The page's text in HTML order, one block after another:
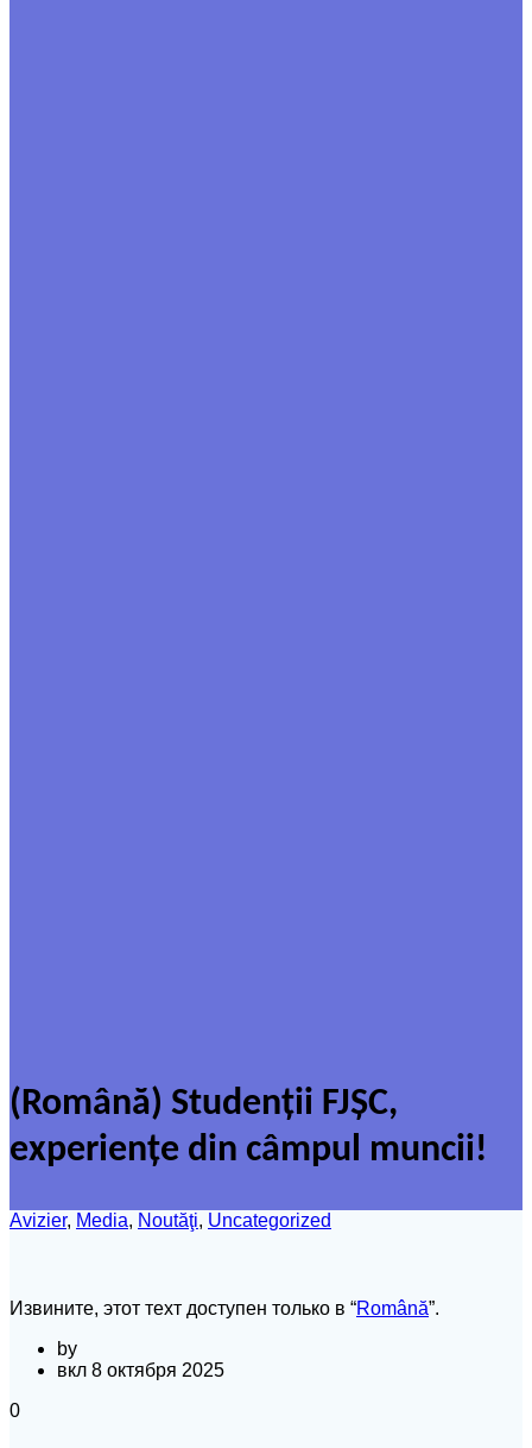
(Română) Studenții FJȘC,
experiențe din câmpul muncii!
Avizier, Media, Noutăţi, Uncategorized
Извините, этот техт доступен только в “Română”.
by
вкл 8 октября 2025
0